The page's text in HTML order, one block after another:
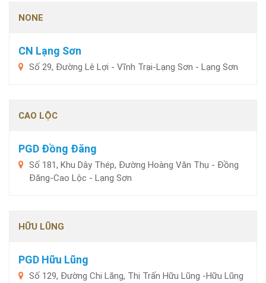
NONE
CN Lạng Sơn
Số 29, Đường Lê Lợi - Vĩnh Trại-Lạng Sơn - Lạng Sơn
CAO LỘC
PGD Đồng Đăng
Số 181, Khu Dây Thép, Đường Hoàng Văn Thụ - Đồng
Đăng-Cao Lộc - Lạng Sơn
HỮU LŨNG
PGD Hữu Lũng
Số 129, Đường Chi Lăng, Thị Trấn Hữu Lũng -Hữu Lũng